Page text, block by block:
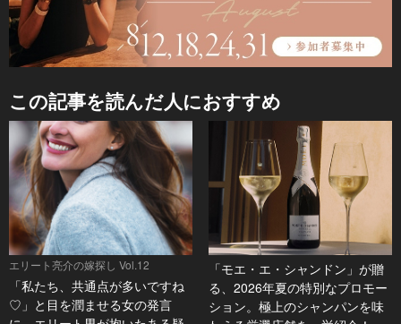
この記事を読んだ人におすすめ
エリート亮介の嫁探し Vol.12
「私たち、共通点が多いですね
♡」と目を潤ませる女の発言
「モエ・エ・シャンドン」が贈
る、2026年夏の特別なプロモー
ション。極上のシャンパンを味